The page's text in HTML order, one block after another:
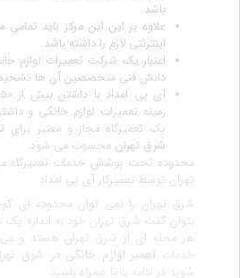
باشد.
علاوه بر این این مرکز باید
اینترنتی لازم را داشته باشد.
اعتبار یک شرکت تعمیرات لوازم
دانش فنی متخصصین آن ها
زمینه تعمیرات لوازم خانگی و
یک تعمیرگاه مجاز و معتبر برای
شرق تهران محسوب می شود.
محدوده تحت پوشش خدمات تعمیرگاه
تهران توسط تعمیرکار آی پی امداد
شرق تهران را نمی توان محدوده ای
هر محله ای از شرق تهران هستد و می